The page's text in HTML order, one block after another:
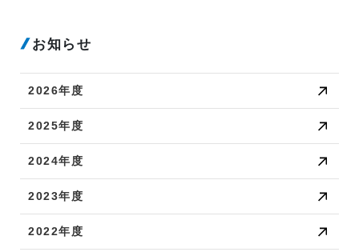
お知らせ
2026年度
2025年度
2024年度
2023年度
2022年度